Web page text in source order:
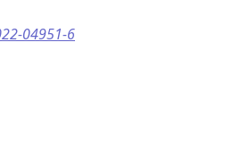
04951-6